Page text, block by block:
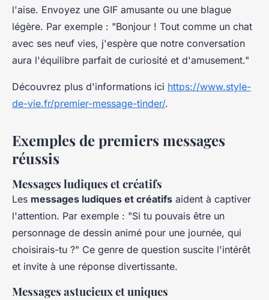
l'aise. Envoyez une GIF amusante ou une blague
légère. Par exemple : "Bonjour ! Tout comme un chat
avec ses neuf vies, j'espère que notre conversation
aura l'équilibre parfait de curiosité et d'amusement."
Découvrez plus d'informations ici https://www.style-
de-vie.fr/premier-message-tinder/.
Exemples de premiers messages
réussis
Messages ludiques et créatifs
Les messages ludiques et créatifs aident à captiver
l'attention. Par exemple : "Si tu pouvais être un
personnage de dessin animé pour une journée, qui
choisirais-tu ?" Ce genre de question suscite l'intérêt
et invite à une réponse divertissante.
Messages astucieux et uniques